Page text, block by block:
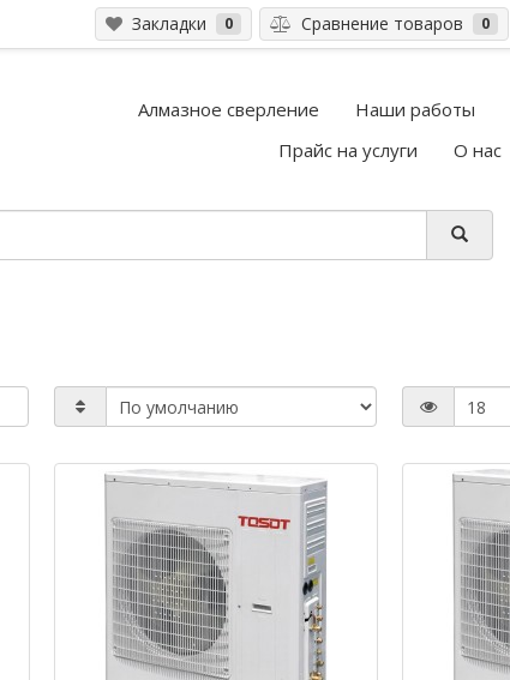
Закладки 0 Сравнение товаров 0
Алмазное сверление Наши работы
Прайс на услуги
О нас